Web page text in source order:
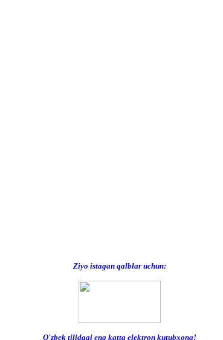
Ziyo istagan qalblar uchun:
O'zbek tilidagi eng katta elektron kutubxona!